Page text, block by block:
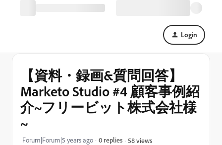
Login
【資料・録画&質問回答】
Marketo Studio #4 顧客事例紹
介~フリービット株式会社様
~
Forum|Forum|5 years ago 0 replies 58 views